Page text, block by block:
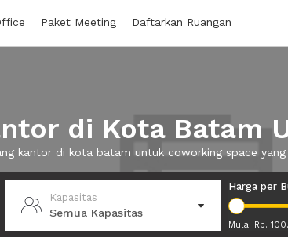
Paket Meeting Daftarkan Ruangan
di Kota Batam
kantor di kota batam untuk coworking space
Kapasitas
Semua Kapasitas
Harga per
Mulai Rp.